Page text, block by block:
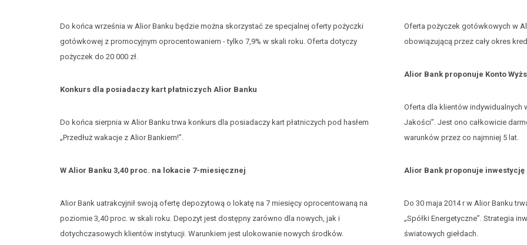
Do końca września w Alior Banku będzie można skorzystać ze specjalnej oferty pożyczki
gotówkowej z promocyjnym oprocentowaniem - tylko 7,9% w skali roku. Oferta dotyczy
pożyczek do 20 000 zł.
Konkurs dla posiadaczy kart płatniczych Alior Banku
Do końca sierpnia w Alior Banku trwa konkurs dla posiadaczy kart płatniczych pod hasłem
„Przedłuż wakacje z Alior Bankiem!”.
W Alior Banku 3,40 proc. na lokacie 7-miesięcznej
Alior Bank uatrakcyjnił swoją ofertę depozytową o lokatę na 7 miesięcy oprocentowaną na
poziomie 3,40 proc. w skali roku. Depozyt jest dostępny zarówno dla nowych, jak i
dotychczasowych klientów instytucji. Warunkiem jest ulokowanie nowych środków.
Oferta pożyczek gotówkowych w
obowiązującą przez cały okres
Alior Bank proponuje Konto
Oferta dla klientów indywidualnych
Jakości”. Jest ono całkowicie
warunków przez co najmniej 5 lat.
Alior Bank proponuje inwestycję
Do 30 maja 2014 r w Alior Banku
„Spółki Energetyczne”. Strategia
światowych giełdach.